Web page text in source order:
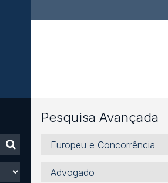
Pesquisa Avançada
Áreas,
Sectores
Serviços
Advogado